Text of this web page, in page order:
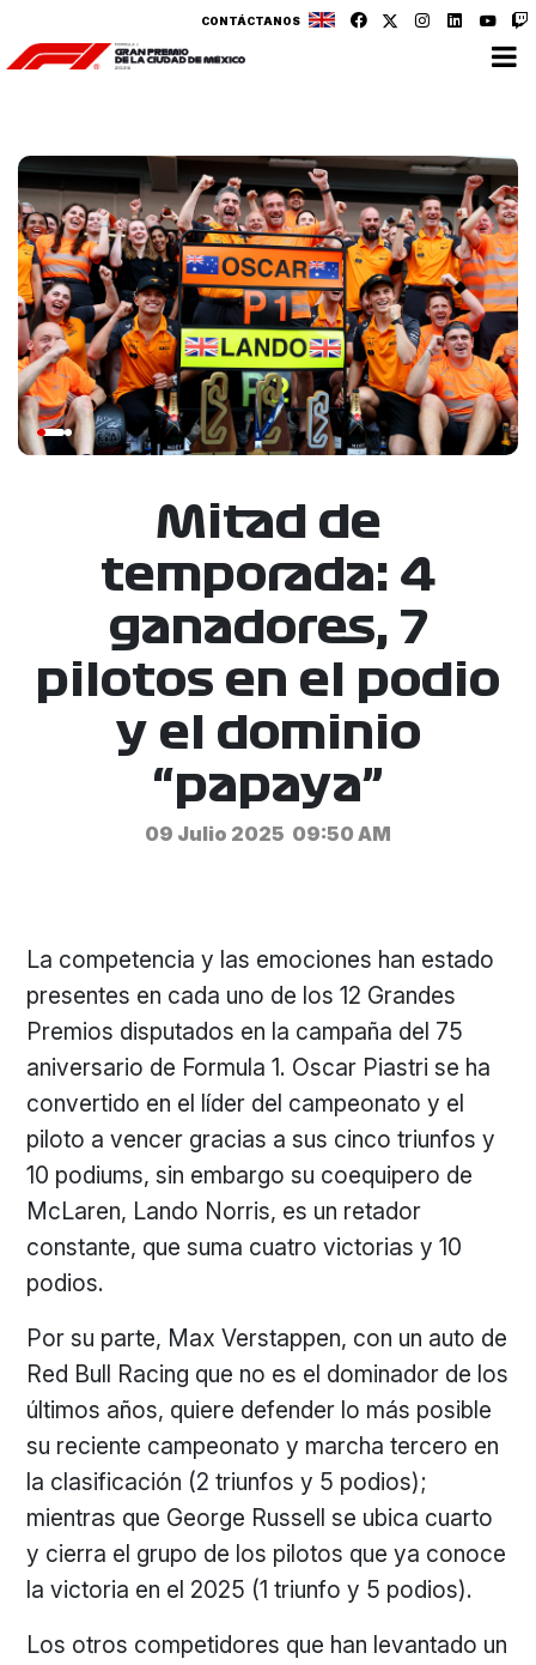
CONTÁCTANOS
Mitad de
temporada: 4
ganadores, 7
pilotos en el podio
y el dominio
“papaya”
09 Julio 2025 09:50 AM
La competencia y las emociones han estado
presentes en cada uno de los 12 Grandes
Premios disputados en la campaña del 75
aniversario de Formula 1. Oscar Piastri se ha
convertido en el líder del campeonato y el
piloto a vencer gracias a sus cinco triunfos y
10 podiums, sin embargo su coequipero de
McLaren, Lando Norris, es un retador
constante, que suma cuatro victorias y 10
podios.
Por su parte, Max Verstappen, con un auto de
Red Bull Racing que no es el dominador de los
últimos años, quiere defender lo más posible
su reciente campeonato y marcha tercero en
la clasificación (2 triunfos y 5 podios);
mientras que George Russell se ubica cuarto
y cierra el grupo de los pilotos que ya conoce
la victoria en el 2025 (1 triunfo y 5 podios).
Los otros competidores que han levantado un